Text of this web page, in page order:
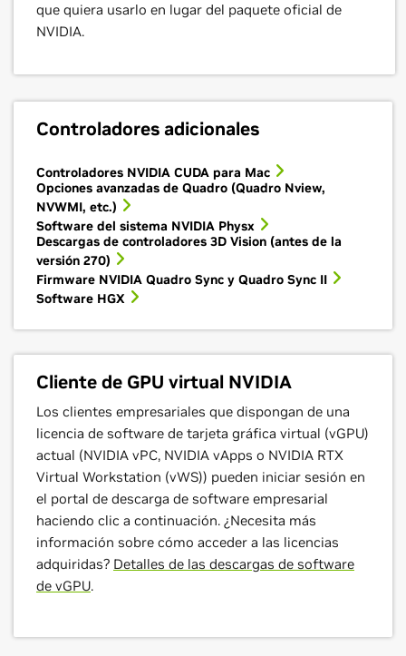
que quiera usarlo en lugar del paquete oficial de
NVIDIA.
Controladores adicionales
Controladores NVIDIA CUDA para Mac
Opciones avanzadas de Quadro (Quadro Nview,
NVWMI, etc.)
Software del sistema NVIDIA Physx
Descargas de controladores 3D Vision (antes de la
versión 270)
Firmware NVIDIA Quadro Sync y Quadro Sync II
Software HGX
Cliente de GPU virtual NVIDIA
Los clientes empresariales que dispongan de una
licencia de software de tarjeta gráfica virtual (vGPU)
actual (NVIDIA vPC, NVIDIA vApps o NVIDIA RTX
Virtual Workstation (vWS)) pueden iniciar sesión en
el portal de descarga de software empresarial
haciendo clic a continuación. ¿Necesita más
información sobre cómo acceder a las licencias
adquiridas? Detalles de las descargas de software
de vGPU.